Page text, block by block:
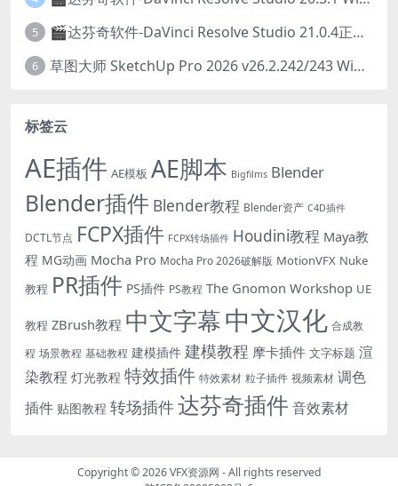
5 🎬达芬奇软件-DaVinci Resolve Studio 21.0.4正式版 Win/Mac中文破解版下载
6 草图大师 SketchUp Pro 2026 v26.2.242/243 Win/Mac破解版 中文版/英文版
标签云
AE插件 AE模板 AE脚本 Bigfilms Blender
Blender插件 Blender教程 Blender资产 C4D插件
DCTL节点 FCPX插件 FCPX转场插件 Houdini教程 Maya教
程 MG动画 Mocha Pro Mocha Pro 2026破解版 MotionVFX Nuke
教程 PR插件 PS插件 PS教程 The Gnomon Workshop UE
教程 ZBrush教程 中文字幕中文汉化 合成教
程 场景教程 基础教程 建模插件 建模教程 摩卡插件 文字标题 渲
染教程 灯光教程 特效插件 特效素材 粒子插件 视频素材 调色
插件 贴图教程 转场插件达芬奇插件 音效素材
Copyright © 2026VFX资源网 - All rights reserved